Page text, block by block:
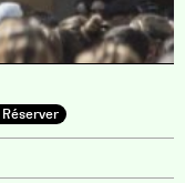
Réserver